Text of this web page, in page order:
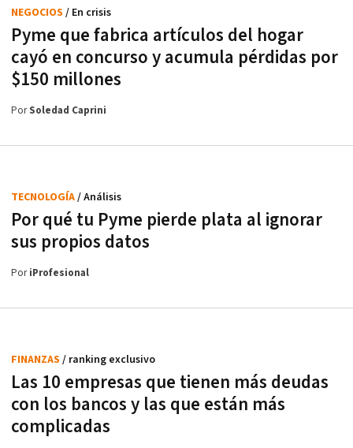
Pyme que fabrica artículos del hogar
cayó en concurso y acumula pérdidas por
$150 millones
NEGOCIOS / En crisis
PorSoledad Caprini
Por qué tu Pyme pierde plata al ignorar
sus propios datos
TECNOLOGÍA/ Análisis
PoriProfesional
Las 10 empresas que tienen más deudas
con los bancos y las que están más
complicadas
FINANZAS / ranking exclusivo